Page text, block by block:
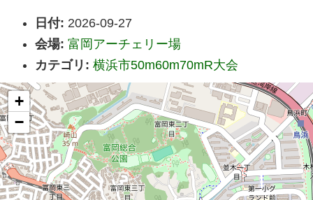
日付: 2026-09-27
会場: 富岡アーチェリー場
カテゴリ: 横浜市50m60m70mR大会
+
−